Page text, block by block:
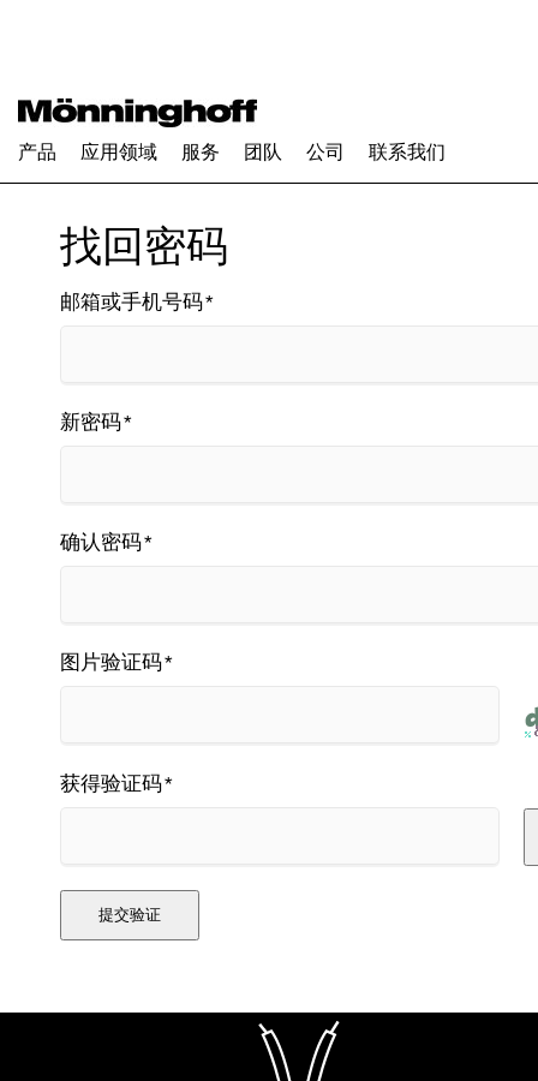
产品 应用领域 服务 团队 公司 联系我们
找回密码
邮箱或手机号码*
新密码*
确认密码*
图片验证码*
获得验证码*
提交验证